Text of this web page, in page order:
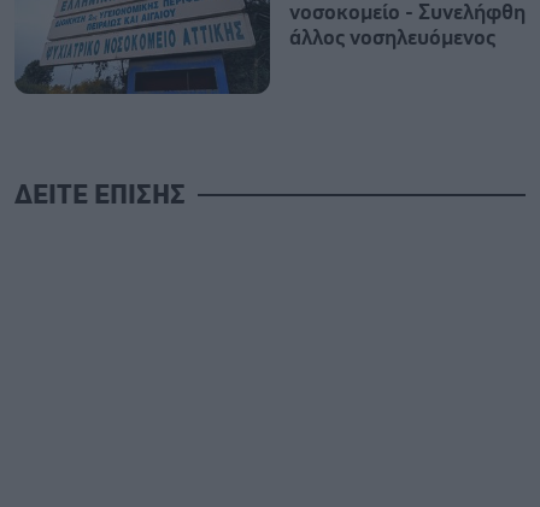
νοσοκομείο - Συνελήφθη
άλλος νοσηλευόμενος
ΔΕΙΤΕ ΕΠΙΣΗΣ